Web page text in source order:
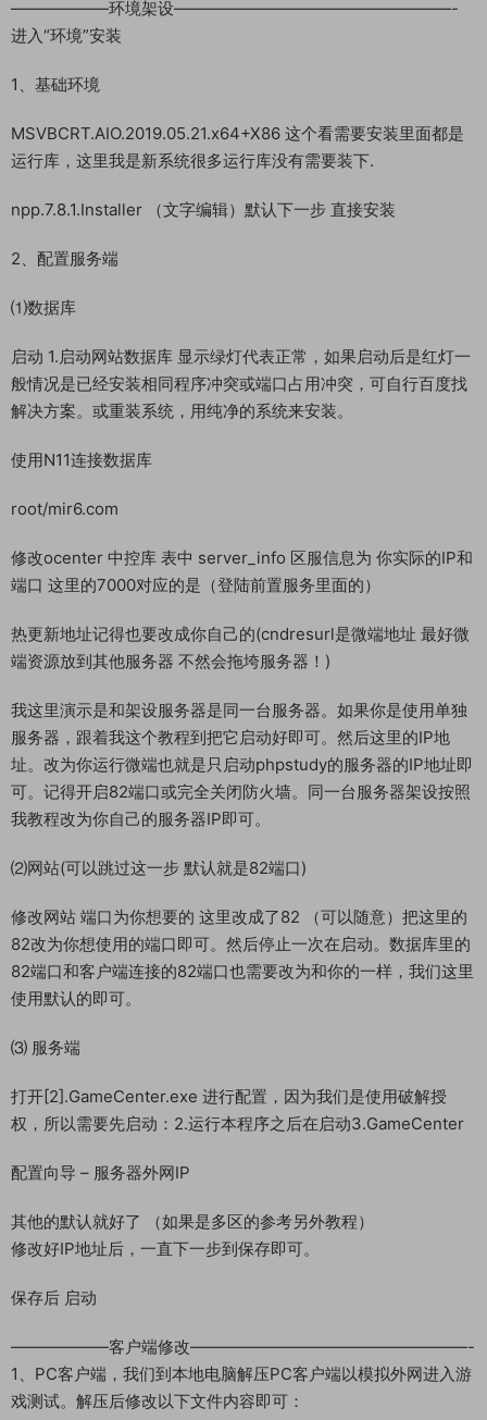
——————环境架设—————————————————-
进入“环境”安装
1、基础环境
MSVBCRT.AIO.2019.05.21.x64+X86 这个看需要安装里面都是
运行库，这里我是新系统很多运行库没有需要装下.
npp.7.8.1.Installer （文字编辑）默认下一步 直接安装
2、配置服务端
⑴数据库
启动 1.启动网站数据库 显示绿灯代表正常，如果启动后是红灯一
般情况是已经安装相同程序冲突或端口占用冲突，可自行百度找
解决方案。或重装系统，用纯净的系统来安装。
使用N11连接数据库
root/mir6.com
修改ocenter 中控库 表中 server_info 区服信息为 你实际的IP和
端口 这里的7000对应的是（登陆前置服务里面的）
热更新地址记得也要改成你自己的(cndresurl是微端地址 最好微
端资源放到其他服务器 不然会拖垮服务器！)
我这里演示是和架设服务器是同一台服务器。如果你是使用单独
服务器，跟着我这个教程到把它启动好即可。然后这里的IP地
址。改为你运行微端也就是只启动phpstudy的服务器的IP地址即
可。记得开启82端口或完全关闭防火墙。同一台服务器架设按照
我教程改为你自己的服务器IP即可。
⑵网站(可以跳过这一步 默认就是82端口)
修改网站 端口为你想要的 这里改成了82 （可以随意）把这里的
82改为你想使用的端口即可。然后停止一次在启动。数据库里的
82端口和客户端连接的82端口也需要改为和你的一样，我们这里
使用默认的即可。
⑶ 服务端
打开[2].GameCenter.exe 进行配置，因为我们是使用破解授
权，所以需要先启动：2.运行本程序之后在启动3.GameCenter
配置向导 – 服务器外网IP
其他的默认就好了 （如果是多区的参考另外教程）
修改好IP地址后，一直下一步到保存即可。
保存后 启动
——————客户端修改—————————————————-
1、PC客户端，我们到本地电脑解压PC客户端以模拟外网进入游
戏测试。解压后修改以下文件内容即可：